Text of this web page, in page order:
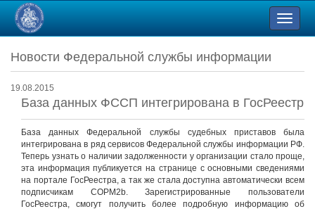
Новости Федеральной службы информации
19.08.2015
База данных ФССП интегрирована в ГосРеестр
База данных Федеральной службы судебных приставов была
интегрирована в ряд сервисов Федеральной службы информации РФ.
Теперь узнать о наличии задолженности у организации стало проще,
эта информация публикуется на странице с основными сведениями
на портале ГосРеестра, а так же стала доступна автоматически всем
подписчикам СОРМ2b. Зарегистрированные пользователи
ГосРеестра, смогут получить более подробную информацию об